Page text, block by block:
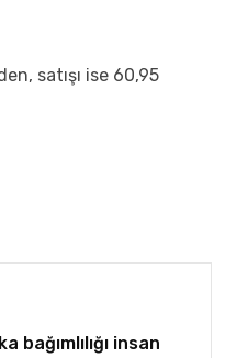
satışı ise 60,95
bağımlılığı insan